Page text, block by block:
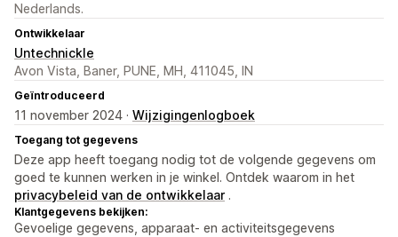
Nederlands.
Ontwikkelaar
Untechnickle
Avon Vista, Baner, PUNE, MH, 411045, IN
Geïntroduceerd
11 november 2024 · Wijzigingenlogboek
Toegang tot gegevens
Deze app heeft toegang nodig tot de volgende gegevens om
goed te kunnen werken in je winkel. Ontdek waarom in het
privacybeleid van de ontwikkelaar .
Klantgegevens bekijken:
Gevoelige gegevens, apparaat- en activiteitsgegevens